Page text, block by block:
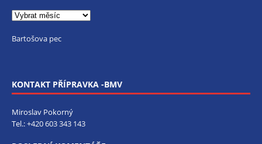
Bartošova pec
KONTAKT PŘÍPRAVKA -BMV
Miroslav Pokorný
Tel.:+420 603 343 143